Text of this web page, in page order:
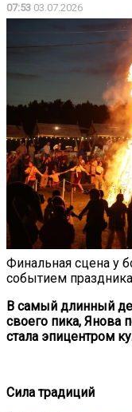
07:53 03.07.2026
Финальная сцена у
событием праздника
В самый длинный
своего пика, Янова
стала эпицентром
Сила традиций